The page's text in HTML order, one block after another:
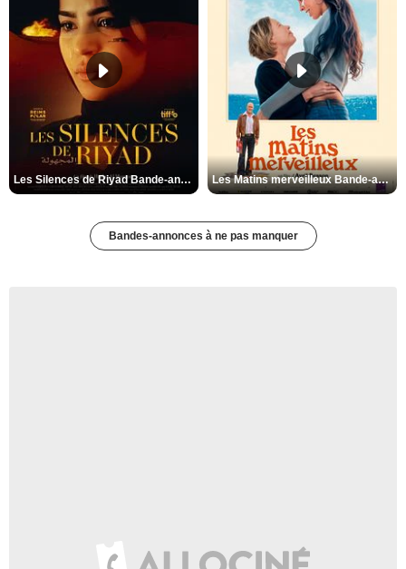
Les Silences de Riyad Bande-annonce VO STFR Les Matins merveilleux Bande-annonce VF
Bandes-annonces à ne pas manquer